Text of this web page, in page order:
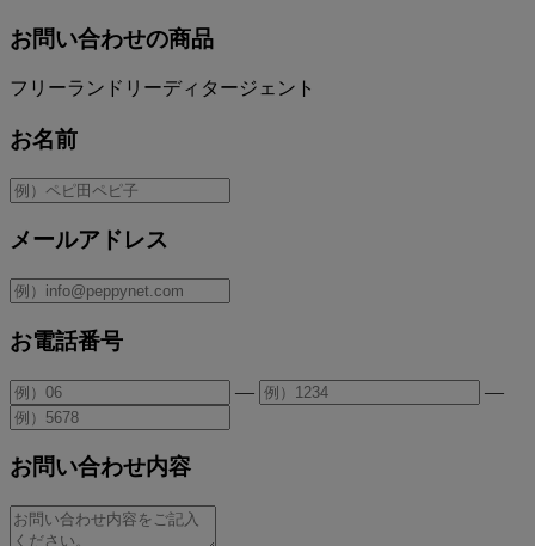
お問い合わせの商品
フリーランドリーディタージェント
お名前
メールアドレス
お電話番号
— —
お問い合わせ内容